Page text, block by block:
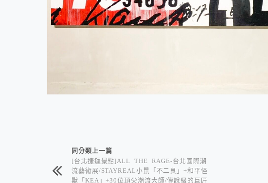
相連文章同分類上一篇
[台北捷運景點]ALL THE RAGE-台北國際潮
流藝術展/STAYREAL小鼠「不二良」+和平怪
獸「KEA」+30位頂尖潮流大師/傳說級的巨匠